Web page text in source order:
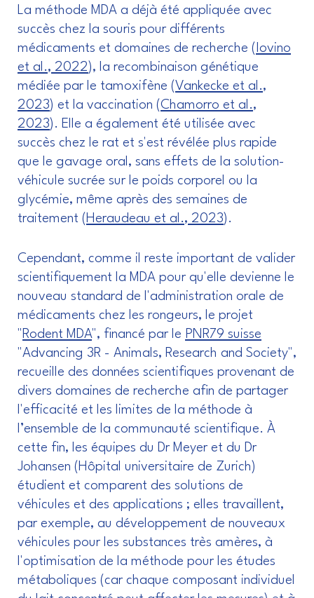
La méthode MDA a déjà été appliquée avec
succès chez la souris pour différents
médicaments et domaines de recherche ( Iovino
et al., 2022), la recombinaison génétique
médiée par le tamoxifène (Vankecke et al.,
2023) et la vaccination (Chamorro et al.,
2023). Elle a également été utilisée avec
succès chez le rat et s'est révélée plus rapide
que le gavage oral, sans effets de la solution-
véhicule sucrée sur le poids corporel ou la
glycémie, même après des semaines de
traitement ( Heraudeau et al., 2023).
Cependant, comme il reste important de valider
scientifiquement la MDA pour qu'elle devienne le
nouveau standard de l'administration orale de
médicaments chez les rongeurs, le projet
" Rodent MDA", financé par le PNR79 suisse
"Advancing 3R - Animals, Research and Society",
recueille des données scientifiques provenant de
divers domaines de recherche afin de partager
l'efficacité et les limites de la méthode à
l’ensemble de la communauté scientifique. À
cette fin, les équipes du Dr Meyer et du Dr
Johansen (Hôpital universitaire de Zurich)
étudient et comparent des solutions de
véhicules et des applications ; elles travaillent,
par exemple, au développement de nouveaux
véhicules pour les substances très amères, à
l'optimisation de la méthode pour les études
métaboliques (car chaque composant individuel